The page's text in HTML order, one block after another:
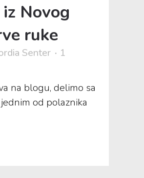
Novog
ruke
Senter
1
na blogu, delimo sa
od polaznika